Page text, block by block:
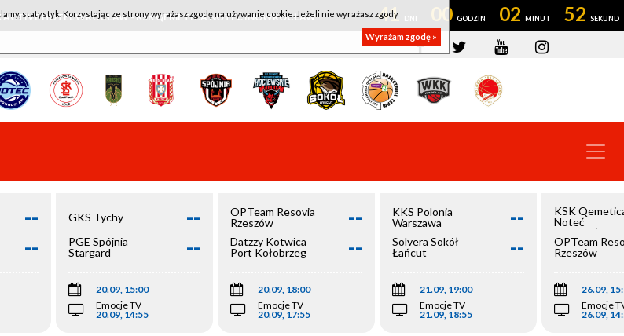
ACTIVE HOTEL WROCŁAW - KSK QEMETICA NOTEĆ INOWROCŁAW 41 00 02 52
--
--
GKS Tychy --
PGE Spójnia
Stargard
--
20.09, 15:00
Emocje TV
20.09, 14:55
OPTeam Resovia
Rzeszów
--
Datzzy Kotwica
Port Kołobrzeg
--
20.09, 18:00
Emocje TV
20.09, 17:55
KKS Polonia
Warszawa
--
Solvera Sokół
Łańcut
--
21.09, 19:00
Emocje TV
21.09, 18:55
KSK
Noteć
Inowrocław
OPTeam
Rzeszów
26.09,
Emocje
26.09,
statystyk. Korzystając ze strony wyrażasz zgodę na używanie cookie. Jeżeli nie wyrażasz zgody
Wyrażam zgodę »